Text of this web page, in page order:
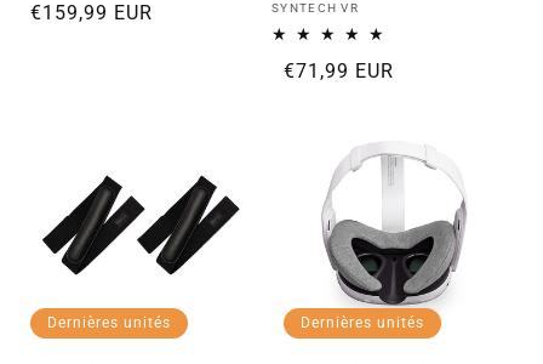
Prix habituel
€159,99 EUR Distributeur :
SYNTECH VR
Prix habituel
€71,99 EUR
Dernières unités Dernières unités